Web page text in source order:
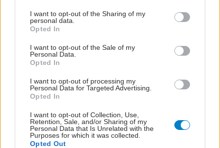
not limited to your visit or usage behaviour. You may click to
grant or deny consent to Google and its third-party tags to
use your data for below specified purposes in below Google
consent section.
I want to opt-out of the Sharing of my
personal data.
Opted In
I want to opt-out of the Sale of my
Personal Data.
Opted In
I want to opt-out of processing my
Personal Data for Targeted Advertising.
Opted In
I want to opt-out of Collection, Use,
Retention, Sale, and/or Sharing of my
Personal Data that Is Unrelated with the
Purposes for which it was collected.
Opted Out